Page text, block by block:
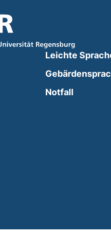
in a new window)
Leichte
Notfall